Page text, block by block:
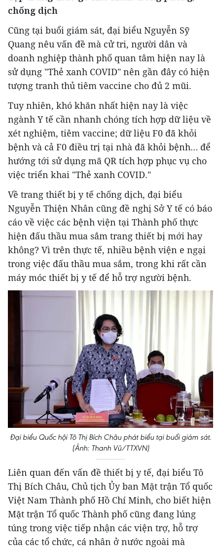
chống dịch
Cũng tại buổi giám sát, đại biểu Nguyễn Sỹ
Quang nêu vấn đề mà cử tri, người dân và
doanh nghiệp thành phố quan tâm hiện nay là
sử dụng "Thẻ xanh COVID" nên gần đây có hiện
tượng tranh thủ tiêm vaccine cho đủ 2 mũi.
Tuy nhiên, khó khăn nhất hiện nay là việc
ngành Y tế cần nhanh chóng tích hợp dữ liệu về
xét nghiệm, tiêm vaccine; dữ liệu F0 đã khỏi
bệnh và cả F0 điều trị tại nhà đã khỏi bệnh… để
hướng tới sử dụng mã QR tích hợp phục vụ cho
việc triển khai "Thẻ xanh COVID."
Về trang thiết bị y tế chống dịch, đại biểu
Nguyễn Thiện Nhân cũng đề nghị Sở Y tế có báo
cáo về việc các bệnh viện tại Thành phố thực
hiện đấu thầu mua sắm trang thiết bị mới hay
không? Vì trên thực tế, nhiều bệnh viện e ngại
trong việc đấu thầu mua sắm, trong khi rất cần
máy móc thiết bị y tế để hỗ trợ người bệnh.
Đại biểu Quốc hội Tô Thị Bích Châu phát biểu tại buổi giám sát.
(Ảnh: Thanh Vũ/TTXVN)
Liên quan đến vấn đề thiết bị y tế, đại biểu Tô
Thị Bích Châu, Chủ tịch Ủy ban Mặt trận Tổ quốc
Việt Nam Thành phố Hồ Chí Minh, cho biết hiện
Mặt trận Tổ quốc Thành phố cũng đang lúng
túng trong việc tiếp nhận các viện trợ, hỗ trợ
của các tổ chức, cá nhân ở nước ngoài mà